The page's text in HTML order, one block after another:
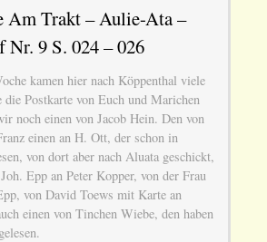
Am Trakt – Aulie-Ata –
9 S. 024 – 026
kamen hier nach Köppenthal viele
die Postkarte von Euch und Marichen
noch einen von Jacob Hein. Den von
einen an H. Ott, der schon in
von dort aber nach Aluata geschickt,
Epp an Peter Kopper, von der Frau
von David Toews mit Karte an
einen von Tinchen Wiebe, den haben